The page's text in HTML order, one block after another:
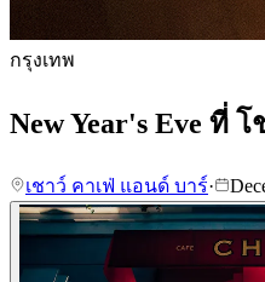
กรุงเทพ
New Year's Eve ที่
เชาว์ คาเฟ่ แอนด์ บาร์·